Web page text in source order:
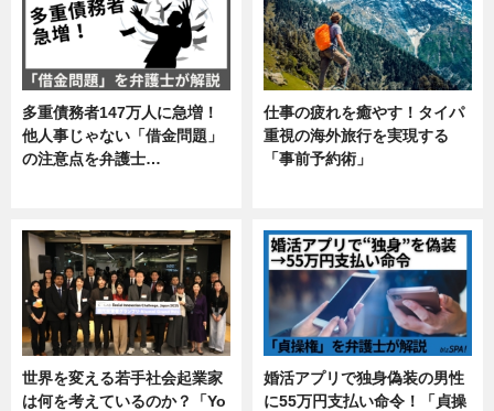
多重債務者147万人に急増！
他人事じゃない「借金問題」
の注意点を弁護士…
仕事の疲れを癒やす！タイパ
重視の海外旅行を実現する
「事前予約術」
世界を変える若手社会起業家
は何を考えているのか？「Yo
婚活アプリで独身偽装の男性
に55万円支払い命令！「貞操